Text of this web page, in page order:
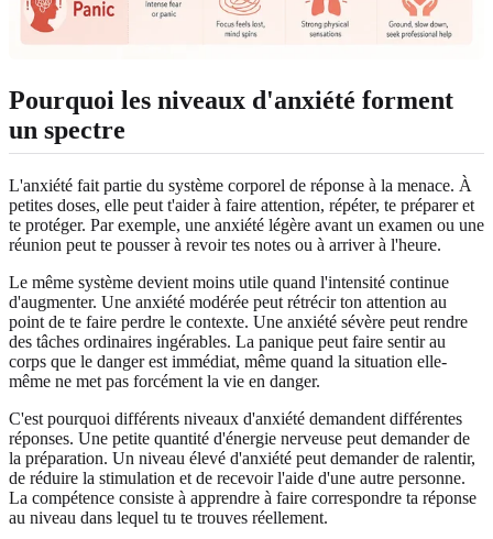
Pourquoi les niveaux d'anxiété forment
un spectre
L'anxiété fait partie du système corporel de réponse à la menace. À
petites doses, elle peut t'aider à faire attention, répéter, te préparer et
te protéger. Par exemple, une anxiété légère avant un examen ou une
réunion peut te pousser à revoir tes notes ou à arriver à l'heure.
Le même système devient moins utile quand l'intensité continue
d'augmenter. Une anxiété modérée peut rétrécir ton attention au
point de te faire perdre le contexte. Une anxiété sévère peut rendre
des tâches ordinaires ingérables. La panique peut faire sentir au
corps que le danger est immédiat, même quand la situation elle-
même ne met pas forcément la vie en danger.
C'est pourquoi différents niveaux d'anxiété demandent différentes
réponses. Une petite quantité d'énergie nerveuse peut demander de
la préparation. Un niveau élevé d'anxiété peut demander de ralentir,
de réduire la stimulation et de recevoir l'aide d'une autre personne.
La compétence consiste à apprendre à faire correspondre ta réponse
au niveau dans lequel tu te trouves réellement.